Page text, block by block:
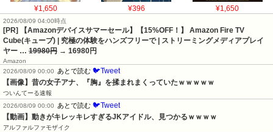
¥1,650 ¥396 ¥1,650
2026/08/09 04:00時点
[PR] 【Amazonデバイスサマーセール】【15%OFF！】 Amazon Fire TV
Cube(キューブ) | 究極の体験をハンズフリーで | ストリーミングメディアプレイ
ヤー … 19980円 → 16980円
Amazon
2026/08/09 00:00
あとで読む 🐦Tweet
【画像】昔の女子アナ、『胸』を揉まれまくっていたｗｗｗｗｗ
ついんてーる速報
2026/08/09 00:00
あとで読む 🐦Tweet
【動画】動きがキレッキレすぎるJKアイドル、見つかるｗｗｗｗ
アルファルファモザイク